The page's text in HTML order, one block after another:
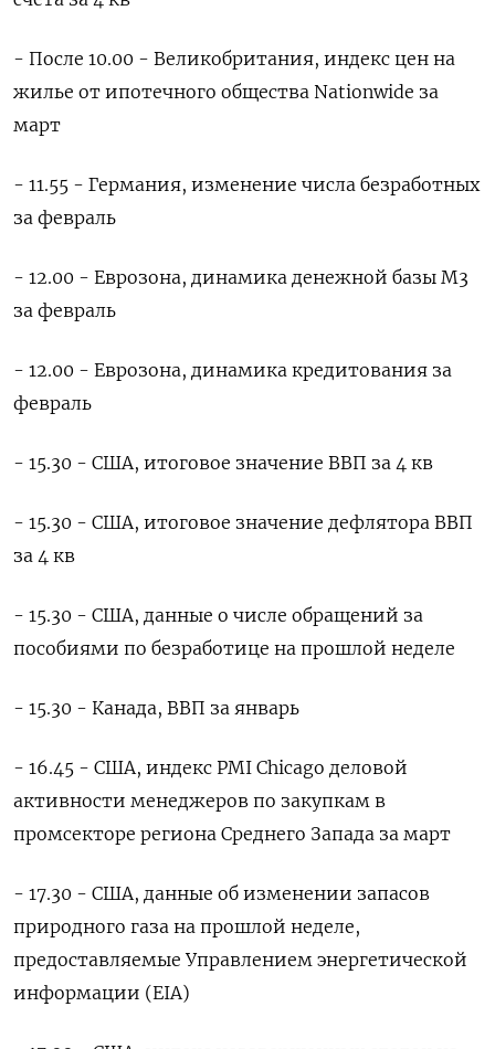
- После 10.00 - Великобритания, индекс цен на
жилье от ипотечного общества Nationwide за
март
- 11.55 - Германия, изменение числа безработных
за февраль
- 12.00 - Еврозона, динамика денежной базы М3
за февраль
- 12.00 - Еврозона, динамика кредитования за
февраль
- 15.30 - США, итоговое значение ВВП за 4 кв
- 15.30 - США, итоговое значение дефлятора ВВП
за 4 кв
- 15.30 - США, данные о числе обращений за
пособиями по безработице на прошлой неделе
- 15.30 - Канада, ВВП за январь
- 16.45 - США, индекс PMI Chicago деловой
активности менеджеров по закупкам в
промсекторе региона Среднего Запада за март
- 17.30 - США, данные об изменении запасов
природного газа на прошлой неделе,
предоставляемые Управлением энергетической
информации (EIA)